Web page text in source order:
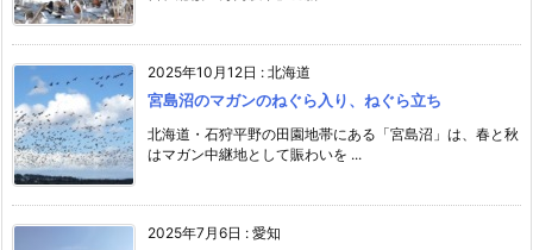
2025年10月12日 : 北海道
宮島沼のマガンのねぐら入り、ねぐら立ち
北海道・石狩平野の田園地帯にある「宮島沼」は、春と秋
はマガン中継地として賑わいを ...
2025年7月6日 : 愛知